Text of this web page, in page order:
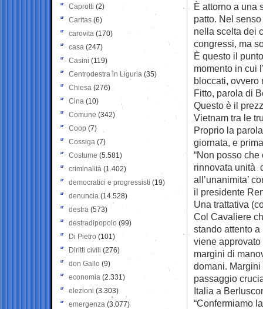
È attorno a una
patto. Nel
nella scelta dei
congressi, ma
È questo il
momento in cui
bloccati, ovvero
Fitto, parola di
Questo è il
Vietnam tra le
Proprio la
giornata, e
“Non posso
rinnovata unità
all’unanimita’
il presidente
Una trattativa
Col Cavaliere
stando attento
viene
margini di
domani. Margini
passaggio
Italia a
“Confermiamo
Caprotti (2)
Caritas (6)
carovita (170)
casa (247)
Casini (119)
Centrodestra in Liguria (35)
Chiesa (276)
Cina (10)
Comune (342)
Coop (7)
Cossiga (7)
Costume (5.581)
criminalità (1.402)
democratici e progressisti (19)
denuncia (14.528)
destra (573)
destradipopolo (99)
Di Pietro (101)
Diritti civili (276)
don Gallo (9)
economia (2.331)
elezioni (3.303)
emergenza (3.077)